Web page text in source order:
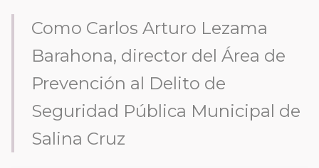
Como Carlos Arturo Lezama
Barahona, director del Área de
Prevención al Delito de
Seguridad Pública Municipal de
Salina Cruz